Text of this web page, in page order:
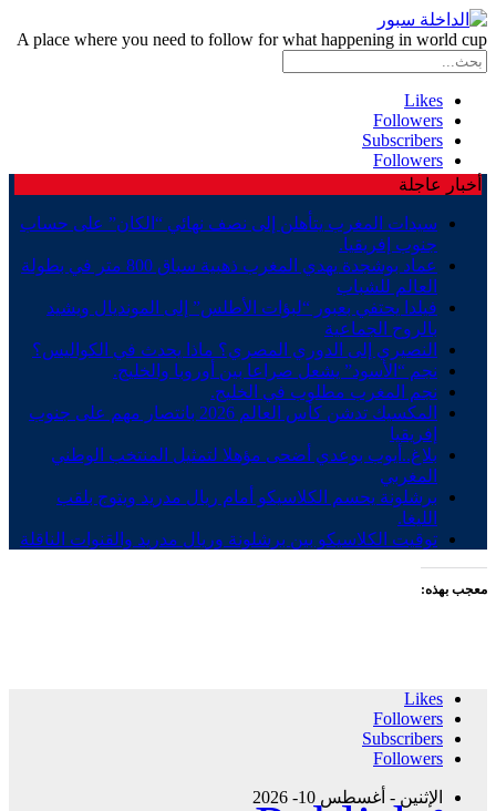
A place where you need to follow for what happening in world cup
Likes
Followers
Subscribers
Followers
أخبار عاجلة
سيدات المغرب يتأهلن إلى نصف نهائي “الكان” على حساب
جنوب إفريقيا.
عماد بوشجدة يهدي المغرب ذهبية سباق 800 متر في بطولة
العالم للشباب
فيلدا يحتفي بعبور “لبؤات الأطلس” إلى المونديال ويشيد
بالروح الجماعية
النصيري إلى الدوري المصري؟ ماذا يحدث في الكواليس؟
نجم “الأسود” يشعل صراعا بين أوروبا والخليج.
نجم المغرب مطلوب في الخليج.
المكسيك تدشن كأس العالم 2026 بانتصار مهم على جنوب
إفريقيا
بلاغ..أيوب بوعدي أضحى مؤهلا لتمثيل المنتخب الوطني
المغربي
برشلونة يحسم الكلاسيكو أمام ريال مدريد ويتوج بلقب
الليغا.
توقيت الكلاسيكو بين برشلونة وريال مدريد والقنوات الناقلة
معجب بهذه:
Likes
Followers
Subscribers
Followers
الإثنين - أغسطس 10- 2026